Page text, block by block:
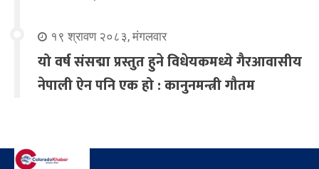
१९ श्रावण २०८३, मंगलवार
यो वर्ष संसद्मा प्रस्तुत हुने विधेयकमध्ये गैरआवासीय
नेपाली ऐन पनि एक हो : कानुनमन्त्री गौतम